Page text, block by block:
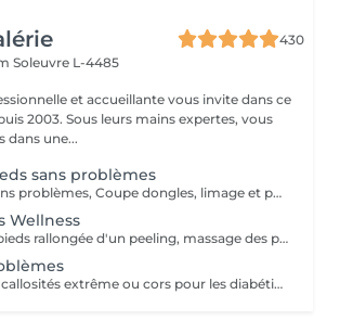
430
Soleuvre L-4485
et accueillante vous invite dans ce
2003. Sous leurs mains expertes, vous
dans une...
sans problèmes
Soin des pieds sans problèmes, Coupe dongles, limage et polissage des ongles, cuticules, peaux cornés
Wellness
Une beauté des pieds rallongée d'un peeling, massage des pieds et masque très nourrissant Recommandé à toutes les personnes pour une sensation de légèreté des pieds
Ongles incarnés, callosités extrême ou cors pour les diabétiques nous conseillons d'aller chez un(e) podologue!